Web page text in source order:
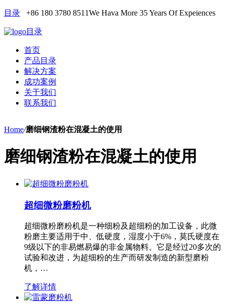
目录 +86 180 3780 8511We Hava More 35 Years Of Expeiences
目录
首页
产品目录
解决方案
成功案例
关于我们
联系我们
Home/磨细钢渣粉在混凝土的使用
磨细钢渣粉在混凝土的使用
超细微粉磨粉机
超细微粉磨粉机是一种细粉及超细粉的加工设备，此微
粉磨主要适用于中、低硬度，湿度小于6%，莫氏硬度在
9级以下的非易燃易爆的非金属物料。它是经过20多次的
试验和改进，为超细粉的生产而研发制造的新型磨粉
机，…
了解详情